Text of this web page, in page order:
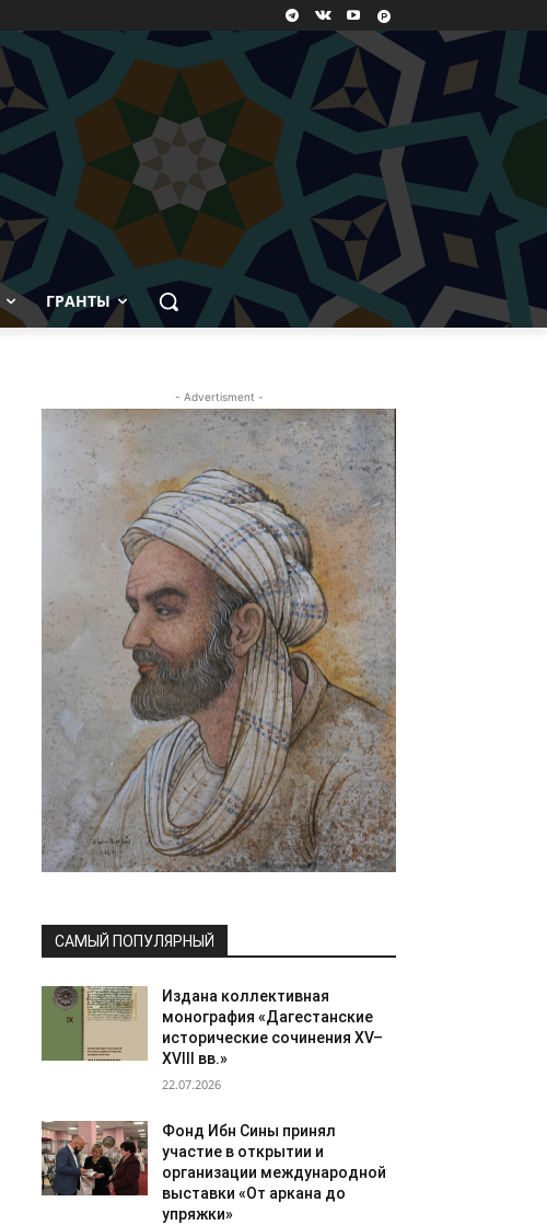
ГРАНТЫ
- Advertisment -
САМЫЙ ПОПУЛЯРНЫЙ
Издана коллективная
монография «Дагестанские
исторические сочинения XV–
XVIII вв.»
22.07.2026
Фонд Ибн Сины принял
участие в открытии и
организации международной
выставки «От аркана до
упряжки»